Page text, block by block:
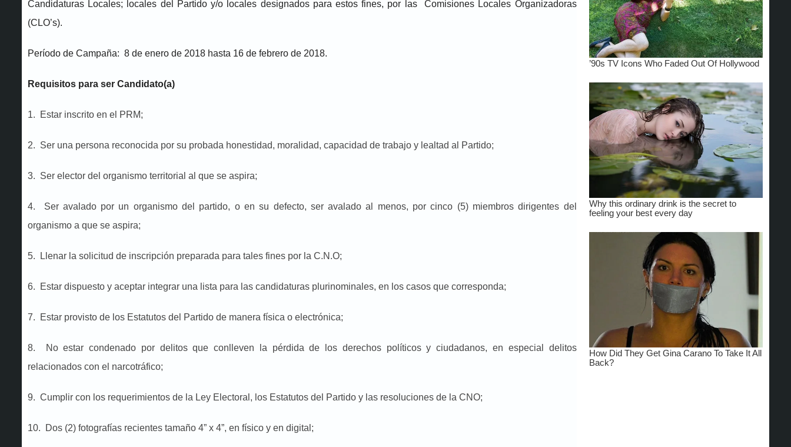
Candidaturas Locales; locales del Partido y/o locales designados para estos fines, por las Comisiones Locales Organizadoras
(CLO’s).
Período de Campaña: 8 de enero de 2018 hasta 16 de febrero de 2018.
Requisitos para ser Candidato(a)
1. Estar inscrito en el PRM;
2. Ser una persona reconocida por su probada honestidad, moralidad, capacidad de trabajo y lealtad al Partido;
3. Ser elector del organismo territorial al que se aspira;
4. Ser avalado por un organismo del partido, o en su defecto, ser avalado al menos, por cinco (5) miembros dirigentes del
organismo a que se aspira;
5. Llenar la solicitud de inscripción preparada para tales fines por la C.N.O;
6. Estar dispuesto y aceptar integrar una lista para las candidaturas plurinominales, en los casos que corresponda;
7. Estar provisto de los Estatutos del Partido de manera física o electrónica;
8. No estar condenado por delitos que conlleven la pérdida de los derechos políticos y ciudadanos, en especial delitos
relacionados con el narcotráfico;
9. Cumplir con los requerimientos de la Ley Electoral, los Estatutos del Partido y las resoluciones de la CNO;
10. Dos (2) fotografías recientes tamaño 4” x 4”, en físico y en digital;